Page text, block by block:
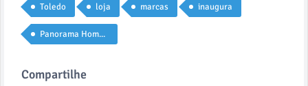
Toledo loja marcas inaugura
Panorama Home Center
Compartilhe